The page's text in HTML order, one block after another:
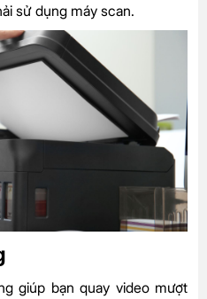
sử dụng máy scan.
giúp bạn quay video mượt